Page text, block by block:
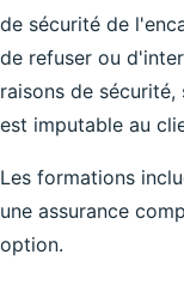
de sécurité de
de refuser ou
raisons de sécurité,
est imputable au
Les formations
une assurance
option.